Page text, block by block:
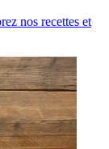
nos recettes et